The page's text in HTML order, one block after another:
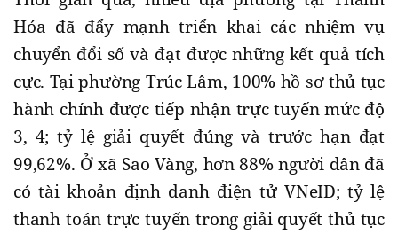
Hóa đã đẩy mạnh triển khai các nhiệm vụ
chuyển đổi số và đạt được những kết quả tích
cực. Tại phường Trúc Lâm, 100% hồ sơ thủ tục
hành chính được tiếp nhận trực tuyến mức độ
3, 4; tỷ lệ giải quyết đúng và trước hạn đạt
99,62%. Ở xã Sao Vàng, hơn 88% người dân đã
có tài khoản định danh điện tử VNeID; tỷ lệ
thanh toán trực tuyến trong giải quyết thủ tục